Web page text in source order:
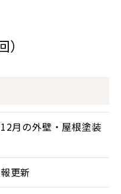
月の外壁・屋根塗装
更新